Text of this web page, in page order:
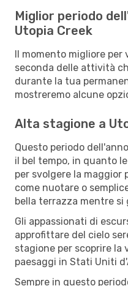
Miglior periodo
Utopia Creek
Il momento migliore per
seconda delle attività
durante la tua
mostreremo alcune
Alta stagione a
Questo periodo
il bel tempo, in quanto
per svolgere la
come nuotare o
bella terrazza mentre
Gli appassionati di
approfittare del cielo
stagione per scoprire la
paesaggi in Stati Uniti
Sempre in questo